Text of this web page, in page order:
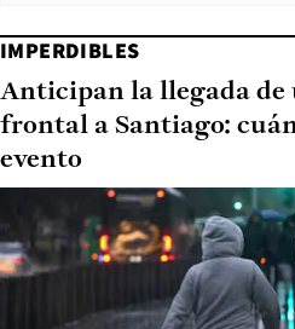
IMPERDIBLES
Anticipan la llegada de
frontal a Santiago:
evento